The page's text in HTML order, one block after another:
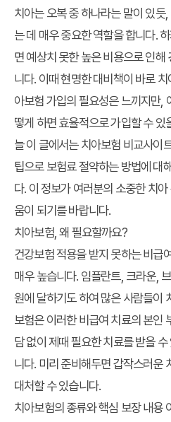
치아는 오복 중 하나라는 말이 있듯
는 데 매우 중요한 역할을 합니다.
면 예상치 못한 높은 비용으로 인
니다. 이때 현명한 대비책이 바로
아보험 가입의 필요성은 느끼지만,
떻게 하면 효율적으로 가입할 수 있
늘 이 글에서는치아보험 비교사이
팁으로 보험료 절약하는 방법에 대
다. 이 정보가 여러분의 소중한 치
움이 되기를 바랍니다.
치아보험, 왜 필요할까요?
건강보험 적용을 받지 못하는 비급
매우 높습니다. 임플란트, 크라운,
원에 달하기도 하여 많은 사람들이
보험은 이러한 비급여 치료의 본인
담 없이 제때 필요한 치료를 받을
니다. 미리 준비해두면 갑작스러운
대처할 수 있습니다.
치아보험의 종류와 핵심 보장 내용